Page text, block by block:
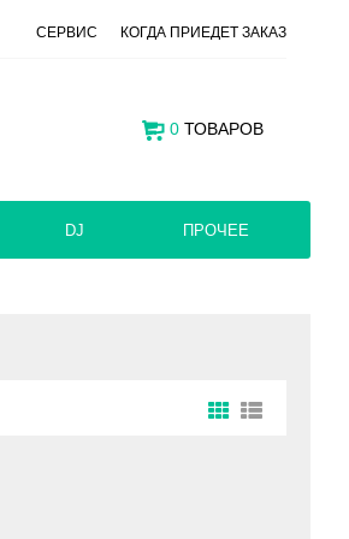
СЕРВИС КОГДА ПРИЕДЕТ ЗАКАЗ
0 ТОВАРОВ
DJ ПРОЧЕЕ